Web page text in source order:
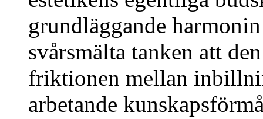
grundläggande
svårsmälta tanken att
friktionen mellan
arbetande